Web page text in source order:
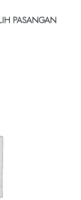
PASANGAN